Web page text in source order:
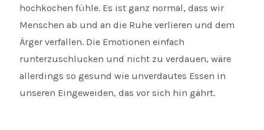
hochkochen fühle. Es ist ganz normal, dass wir
Menschen ab und an die Ruhe verlieren und dem
Ärger verfallen. Die Emotionen einfach
runterzuschlucken und nicht zu verdauen, wäre
allerdings so gesund wie unverdautes Essen in
unseren Eingeweiden, das vor sich hin gährt.